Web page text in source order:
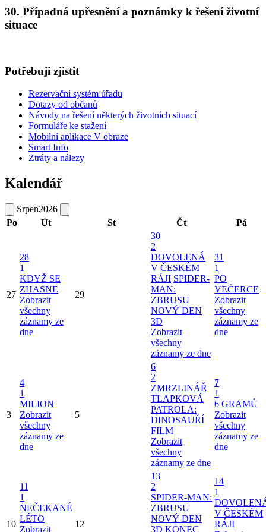
30. Případná upřesnění a poznámky k řešení životní
situace
Potřebuji zjistit
Rezervační systém úřadu
Dotazy od občanů
Návody na řešení některých životních situací
Formuláře ke stažení
Mobilní aplikace V obraze
Smart Info
Ztráty a nálezy
Kalendář
Srpen2026
Po
Út St Čt Pá
27
28
1
KDYŽ SE
ZHASNE
Zobrazit
všechny
záznamy ze
dne
29
30
2
DOVOLENÁ
V ČESKÉM
RÁJI SPIDER-
MAN:
ZBRUSU
NOVÝ DEN
3D
Zobrazit
všechny
záznamy ze dne
31
1
PO
VEČERCE
Zobrazit
všechny
záznamy ze
dne
3
4
1
MILION
Zobrazit
všechny
záznamy ze
dne
5
6
2
ZMRZLINÁŘ
TLAPKOVÁ
PATROLA:
DINOSAUŘÍ
FILM
Zobrazit
všechny
záznamy ze dne
7
1
6 GRAMŮ
Zobrazit
všechny
záznamy ze
dne
10
11
1
NEČEKANÉ
LÉTO
Zobrazit
12
13
2
SPIDER-MAN:
ZBRUSU
NOVÝ DEN
3D KONEC
14
1
V ČESKÉM
RÁJI